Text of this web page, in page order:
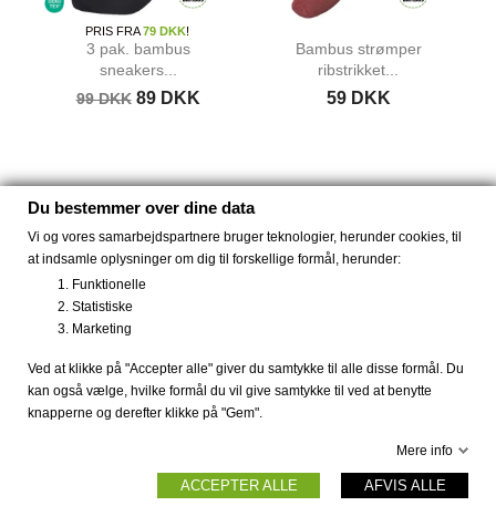
3 pak. bambus
sneakers...
99 DKK
PRIS FRA79 DKK!
89 DKK
Bambus strømper
ribstrikket...
59 DKK
Anderledes slow fashion til kvinder og mænd, samt
farverige kjoler fra Dot & Doodle's.
smarte kjoler fra Dot & Doodle's eller økologisk tøj fra
Thought. Sikker dansk webshop med krypteret betaling,
hurtig levering, gratis fragt og 30 dages retur.
Holidaymode.dk er en dansk webshop, hvor du kan forvente
lynhurtig levering, hvor du trygt kan handle med sikker
krypteret betaling, og have 30 dages returret. Hos
Du bestemmer over dine data
Vi og vores samarbejdspartnere bruger teknologier, herunder cookies, til
at indsamle oplysninger om dig til forskellige formål, herunder:
Funktionelle
Statistiske
Marketing
Ved at klikke på "Accepter alle" giver du samtykke til alle disse formål. Du
kan også vælge, hvilke formål du vil give samtykke til ved at benytte
knapperne og derefter klikke på "Gem".
Mere info
ACCEPTER ALLE AFVIS ALLE